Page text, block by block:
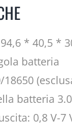
* 40,5 *
batteria
batteria
0,8 V-7